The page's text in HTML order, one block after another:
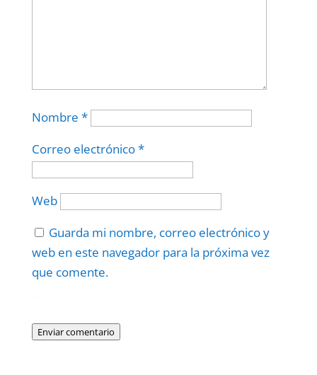
Nombre *
Correo electrónico*
Web
Guarda mi nombre, correo electrónico y
web en este navegador para la próxima vez
que comente.
Enviar comentario